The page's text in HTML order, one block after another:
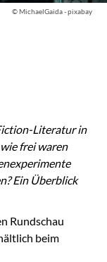
© MichaelGaida - pixabay
Literatur in
frei waren
Ein Überblick
Rundschau
beim